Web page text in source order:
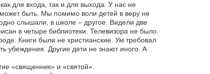
для входа, так и для выхода. У нас не
быть. Мы помимо воли детей в веру не
слышали, в школе – другое. Видели две
в четыре библиотеки. Телевизора не было.
Книги были не христианские. Ум требовал
убеждения. Другие дети не знают иного. А
«священник» и «святой».